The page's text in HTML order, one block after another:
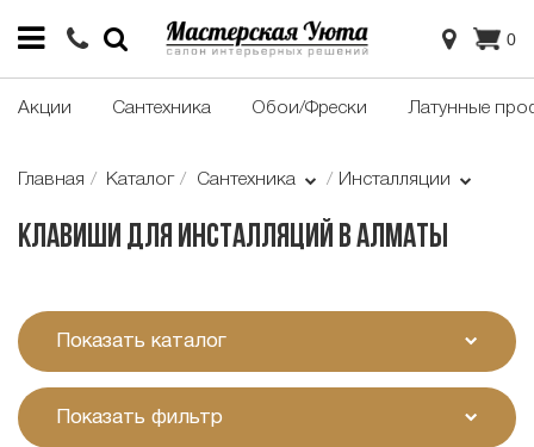
0
Акции Сантехника Обои/Фрески Латунные
Главная Каталог Сантехника Инсталляции
Клавиши для инсталляций в Алматы
Показать каталог
Показать фильтр